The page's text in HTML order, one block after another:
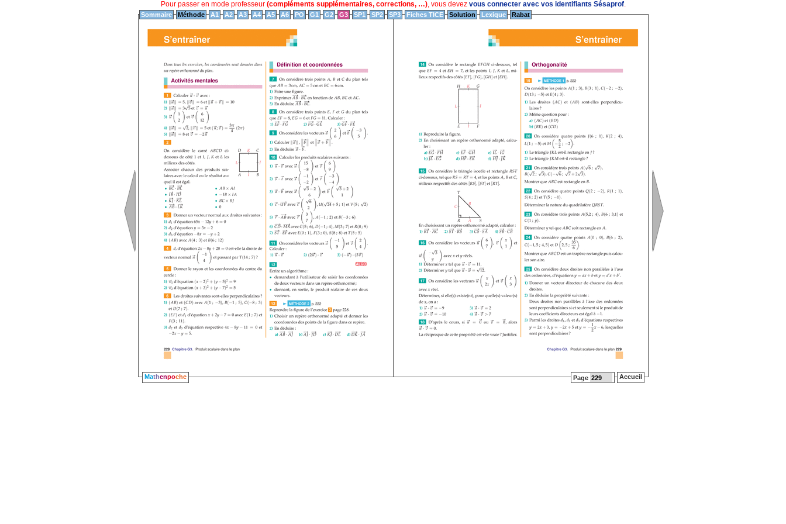
Pour passer en mode professeur (compléments supplémentaires, corrections, …), vous devez vous connecter avec vos identifiants Sésaprof.
Sommaire Méthode A1 A2 A3 A4 A5 A6 PO G1 G2 G3 SP1 SP2 SP3 Fiches TICE Solution Lexique Rabat
Mathenpoche Accueil
Page